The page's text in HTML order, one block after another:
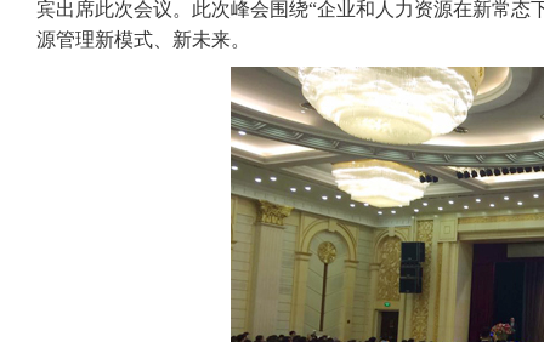
宾出席此次会议。此次峰会围绕“企业和人力资源在新常
源管理新模式、新未来。